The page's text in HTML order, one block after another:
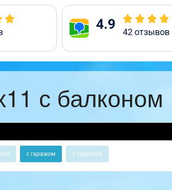
4.9 42отзывов
с балконом
с гаражом с террасой